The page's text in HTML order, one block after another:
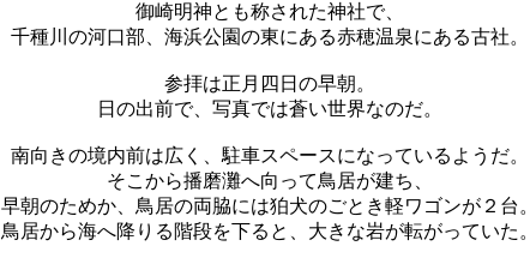
御崎明神とも称された神社で、
千種川の河口部、海浜公園の東にある赤穂温泉にある古社。
参拝は正月四日の早朝。
日の出前で、写真では蒼い世界なのだ。
南向きの境内前は広く、駐車スペースになっているようだ。
そこから播磨灘へ向って鳥居が建ち、
早朝のためか、鳥居の両脇には狛犬のごとき軽ワゴンが２台。
鳥居から海へ降りる階段を下ると、大きな岩が転がっていた。